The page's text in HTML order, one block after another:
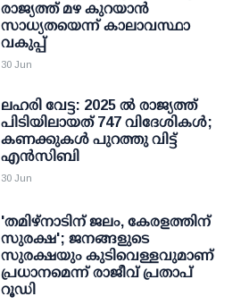
രാജ്യത്ത് മഴ കുറയാന്‍
സാധ്യതയെന്ന് കാലാവസ്ഥാ
വകുപ്പ്
30 Jun
ലഹരി വേട്ട: 2025 ല്‍ രാജ്യത്ത്
പിടിയിലായത് 747 വിദേശികള്‍;
കണക്കുകള്‍ പുറത്തു വിട്ട്
എന്‍സിബി
30 Jun
'തമിഴ്‌നാടിന് ജലം, കേരളത്തിന്
സുരക്ഷ'; ജനങ്ങളുടെ
സുരക്ഷയും കുടിവെള്ളവുമാണ്
പ്രധാനമെന്ന് രാജീവ് പ്രതാപ്
റൂഡി